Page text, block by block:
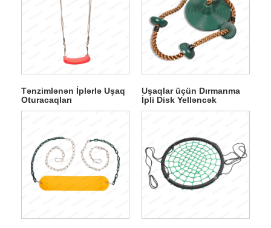
Tənzimlənən İplərlə Uşaq
Oturacaqları
Uşaqlar üçün Dırmanma
İpli Disk Yelləncək